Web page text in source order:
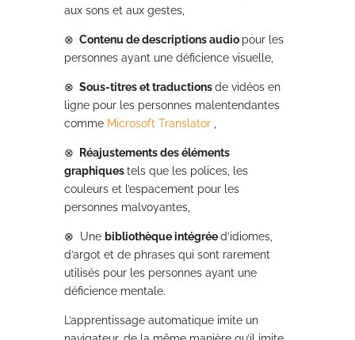
aux sons et aux gestes,
⊗ Contenu de descriptions audio pour les
personnes ayant une déficience visuelle,
⊗ Sous-titres et traductionsde vidéos en
ligne pour les personnes malentendantes
comme Microsoft Translator,
⊗
Réajustements des éléments
graphiquestels que les polices, les
couleurs et l’espacement pour les
personnes malvoyantes,
⊗ Une bibliothèque intégréed’idiomes,
d’argot et de phrases qui sont rarement
utilisés pour les personnes ayant une
déficience mentale.
L’apprentissage automatique imite un